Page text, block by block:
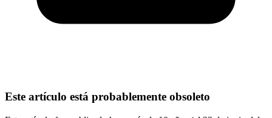
Este artículo está probablemente obsoleto